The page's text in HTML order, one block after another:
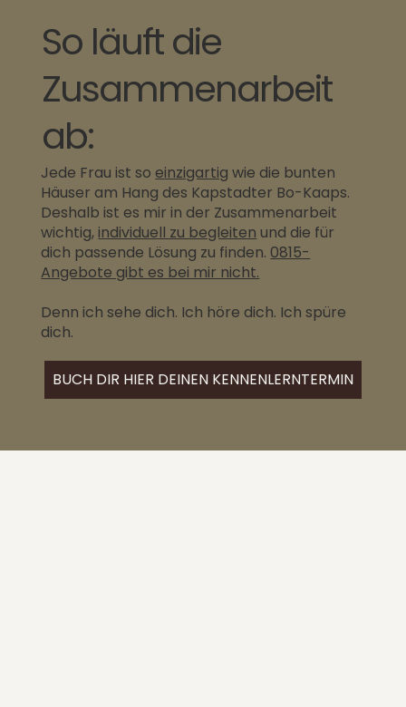
So läuft die
Zusammenarbeit
ab:
Jede Frau ist soeinzigartig wie die bunten
Häuser am Hang des Kapstadter Bo-Kaaps.
Deshalb ist es mir in der Zusammenarbeit
wichtig,individuell zu begleiten und die für
dich passende Lösung zu finden.0815-
Angebote gibt es bei mir nicht.
Denn ich sehe dich. Ich höre dich. Ich spüre
dich.
BUCH DIR HIER DEINEN KENNENLERNTERMIN